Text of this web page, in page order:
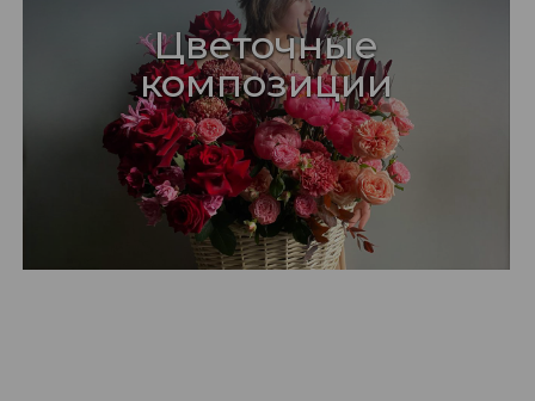
Цветочные
композиции